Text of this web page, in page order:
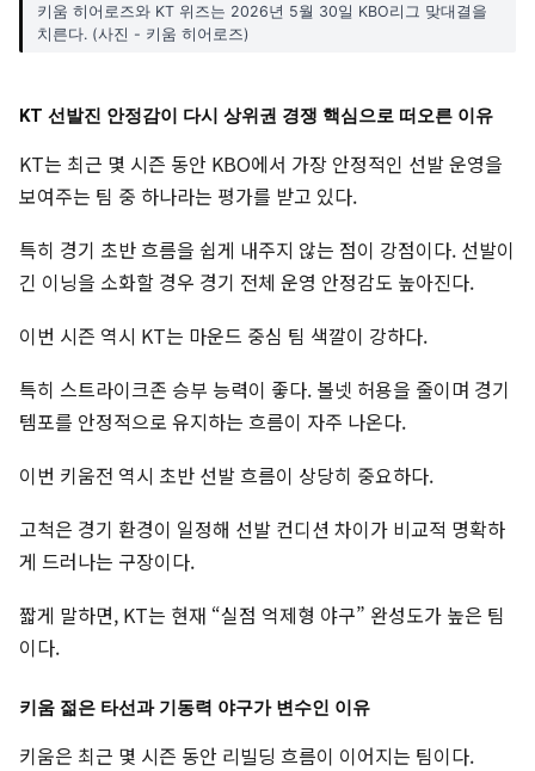
키움 히어로즈와 KT 위즈는 2026년 5월 30일 KBO리그 맞대결을
치른다. (사진 - 키움 히어로즈)
KT 선발진 안정감이 다시 상위권 경쟁 핵심으로 떠오른 이유
KT는 최근 몇 시즌 동안 KBO에서 가장 안정적인 선발 운영을
보여주는 팀 중 하나라는 평가를 받고 있다.
특히 경기 초반 흐름을 쉽게 내주지 않는 점이 강점이다. 선발이
긴 이닝을 소화할 경우 경기 전체 운영 안정감도 높아진다.
이번 시즌 역시 KT는 마운드 중심 팀 색깔이 강하다.
특히 스트라이크존 승부 능력이 좋다. 볼넷 허용을 줄이며 경기
템포를 안정적으로 유지하는 흐름이 자주 나온다.
이번 키움전 역시 초반 선발 흐름이 상당히 중요하다.
고척은 경기 환경이 일정해 선발 컨디션 차이가 비교적 명확하
게 드러나는 구장이다.
짧게 말하면, KT는 현재 “실점 억제형 야구” 완성도가 높은 팀
이다.
키움 젊은 타선과 기동력 야구가 변수인 이유
키움은 최근 몇 시즌 동안 리빌딩 흐름이 이어지는 팀이다.